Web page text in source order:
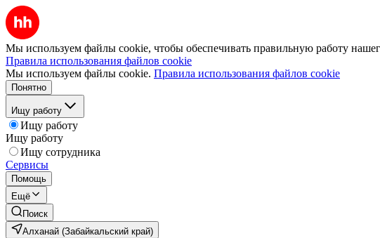
Мы используем файлы cookie, чтобы обеспечивать правильную работу
Правила использования файлов cookie
Мы используем файлы cookie. Правила использования файлов cookie
Понятно
Ищу работу
Ищу работу
Ищу работу
Ищу сотрудника
Сервисы
Помощь
Ещё
Поиск
Алханай (Забайкальский край)